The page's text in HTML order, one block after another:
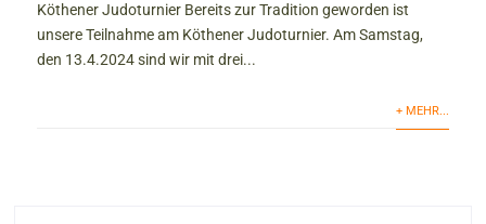
Köthener Judoturnier Bereits zur Tradition geworden ist
unsere Teilnahme am Köthener Judoturnier. Am Samstag,
den 13.4.2024 sind wir mit drei...
+ MEHR...